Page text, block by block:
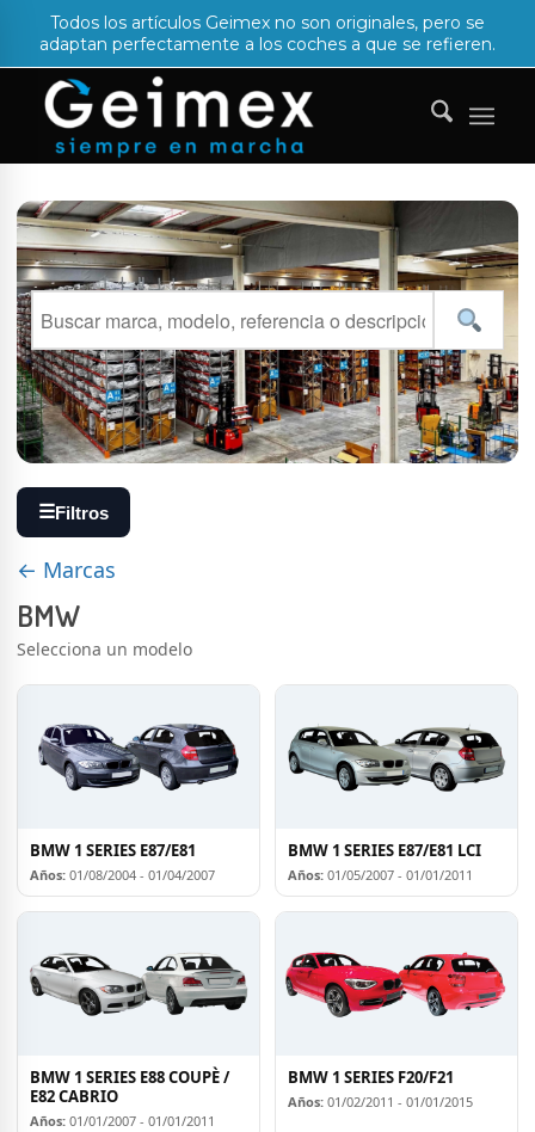
Todos los artículos Geimex no son originales, pero se
adaptan perfectamente a los coches a que se refieren.
Filtros
← Marcas
BMW
Selecciona un modelo
BMW 1 SERIES E87/E81
Años: 01/08/2004 - 01/04/2007
BMW 1 SERIES E87/E81 LCI
Años: 01/05/2007 - 01/01/2011
BMW 1 SERIES E88 COUPÈ /
E82 CABRIO
Años: 01/01/2007 - 01/01/2011
BMW 1 SERIES F20/F21
Años: 01/02/2011 - 01/01/2015